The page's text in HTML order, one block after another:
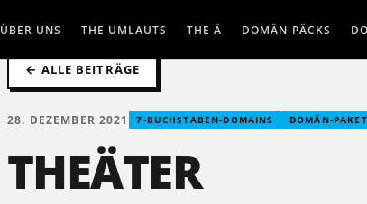
ÜBER UNS THE UMLAUTS THE Ä DOMÄN-PÄCKS
← ALLE BEITRÄGE
28. DEZEMBER 2021 7-BUCHSTABEN-DOMAINS DOMÄN-
THEÄTER